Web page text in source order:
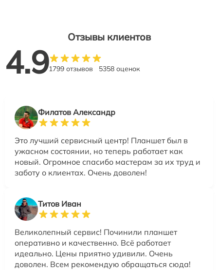
Отзывы клиентов
4.91799 отзывов 5358 оценок
Филатов Александр
Это лучший сервисный центр! Планшет был в
ужасном состоянии, но теперь работает как
новый. Огромное спасибо мастерам за их труд и
заботу о клиентах. Очень доволен!
Титов Иван
Великолепный сервис! Починили планшет
оперативно и качественно. Всё работает
идеально. Цены приятно удивили. Очень
доволен. Всем рекомендую обращаться сюда!